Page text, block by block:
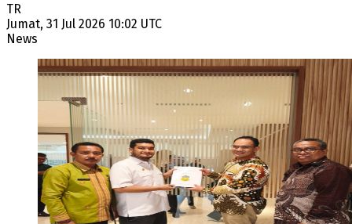
TR
Jumat, 31 Jul 2026 10:02 UTC
News